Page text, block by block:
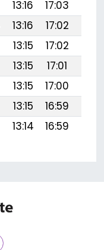
13:16 17:03
13:16 17:02
13:15 17:02
13:15 17:01
13:15 17:00
13:15 16:59
13:14 16:59